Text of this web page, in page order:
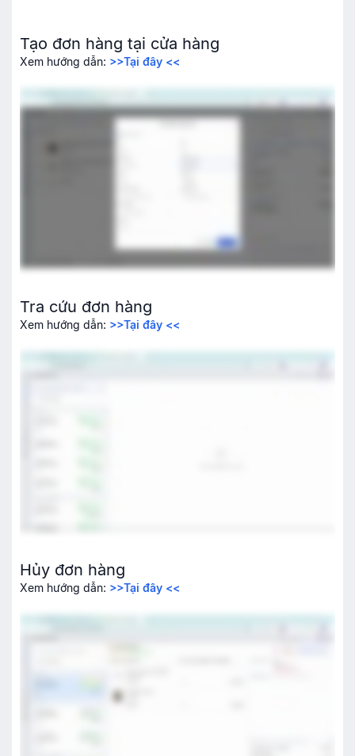
Tạo đơn hàng tại cửa hàng
Xem hướng dẫn: >>Tại đây <<
Tra cứu đơn hàng
Xem hướng dẫn: >>Tại đây <<
Hủy đơn hàng
Xem hướng dẫn: >>Tại đây <<